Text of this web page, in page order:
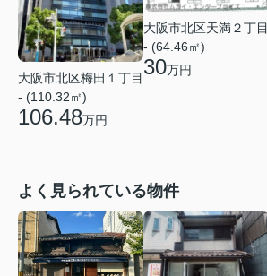
大阪市北区梅田１丁目
- (110.32㎡)
106.48万円
大阪市北区天満２丁目
- (64.46㎡)
30万円
よく見られている物件